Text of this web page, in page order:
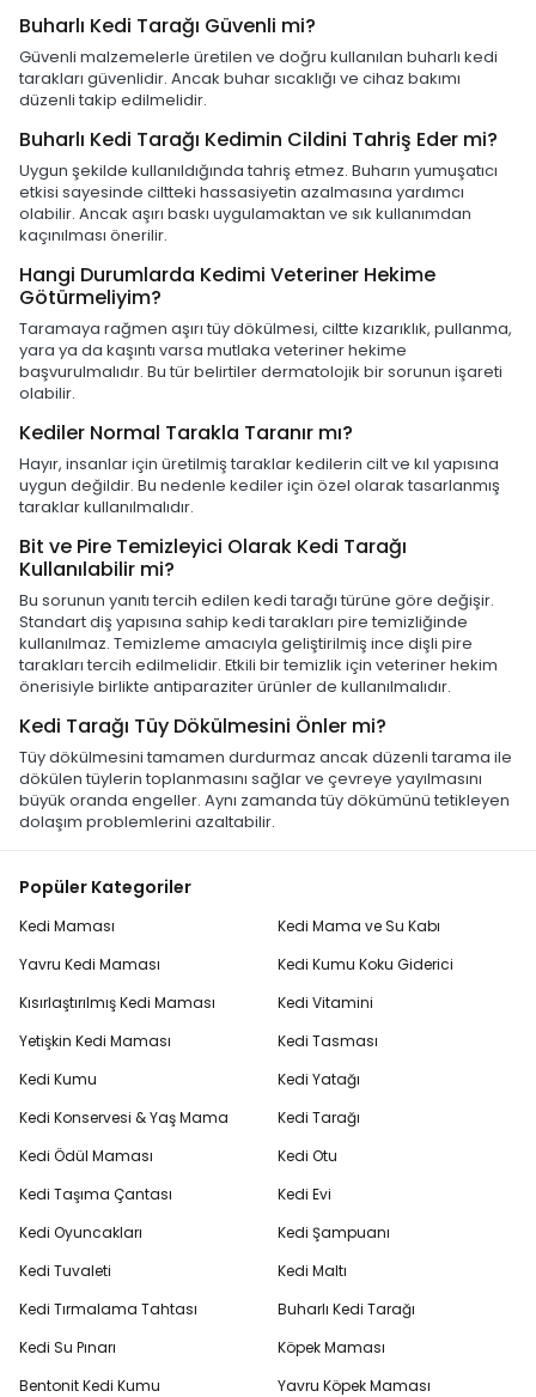
Buharlı Kedi Tarağı Güvenli mi?
Güvenli malzemelerle üretilen ve doğru kullanılan buharlı kedi
tarakları güvenlidir. Ancak buhar sıcaklığı ve cihaz bakımı
düzenli takip edilmelidir.
Buharlı Kedi Tarağı Kedimin Cildini Tahriş Eder mi?
Uygun şekilde kullanıldığında tahriş etmez. Buharın yumuşatıcı
etkisi sayesinde ciltteki hassasiyetin azalmasına yardımcı
olabilir. Ancak aşırı baskı uygulamaktan ve sık kullanımdan
kaçınılması önerilir.
Hangi Durumlarda Kedimi Veteriner Hekime
Götürmeliyim?
Taramaya rağmen aşırı tüy dökülmesi, ciltte kızarıklık, pullanma,
yara ya da kaşıntı varsa mutlaka veteriner hekime
başvurulmalıdır. Bu tür belirtiler dermatolojik bir sorunun işareti
olabilir.
Kediler Normal Tarakla Taranır mı?
Hayır, insanlar için üretilmiş taraklar kedilerin cilt ve kıl yapısına
uygun değildir. Bu nedenle kediler için özel olarak tasarlanmış
taraklar kullanılmalıdır.
Bit ve Pire Temizleyici Olarak Kedi Tarağı
Kullanılabilir mi?
Bu sorunun yanıtı tercih edilen kedi tarağı türüne göre değişir.
Standart diş yapısına sahip kedi tarakları pire temizliğinde
kullanılmaz. Temizleme amacıyla geliştirilmiş ince dişli pire
tarakları tercih edilmelidir. Etkili bir temizlik için veteriner hekim
önerisiyle birlikte antiparaziter ürünler de kullanılmalıdır.
Kedi Tarağı Tüy Dökülmesini Önler mi?
Tüy dökülmesini tamamen durdurmaz ancak düzenli tarama ile
dökülen tüylerin toplanmasını sağlar ve çevreye yayılmasını
büyük oranda engeller. Aynı zamanda tüy dökümünü tetikleyen
dolaşım problemlerini azaltabilir.
Popüler Kategoriler
Kedi Maması
Yavru Kedi Maması
Kısırlaştırılmış Kedi Maması
Yetişkin Kedi Maması
Kedi Kumu
Kedi Konservesi & Yaş Mama
Kedi Ödül Maması
Kedi Taşıma Çantası
Kedi Oyuncakları
Kedi Tuvaleti
Kedi Tırmalama Tahtası
Kedi Su Pınarı
Bentonit Kedi Kumu
Kedi Mama ve Su Kabı
Kedi Kumu Koku Giderici
Kedi Vitamini
Kedi Tasması
Kedi Yatağı
Kedi Tarağı
Kedi Otu
Kedi Evi
Kedi Şampuanı
Kedi Maltı
Buharlı Kedi Tarağı
Köpek Maması
Yavru Köpek Maması